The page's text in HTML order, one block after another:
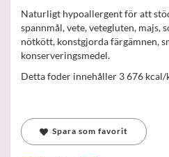
Naturligt hypoallergent för att
spannmål, vete, vetegluten, majs,
nötkött, konstgjorda färgämnen,
konserveringsmedel.
Detta foder innehåller 3 676 kcal/
Spara som favorit